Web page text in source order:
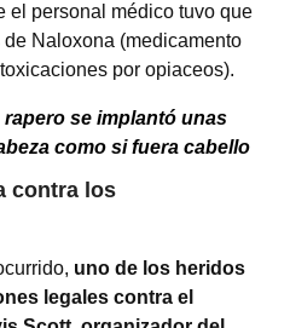
el personal médico tuvo que
de Naloxona (medicamento
por opiaceos).
rapero se implantó unas
como si fuera cabello
contra los
uno de los heridos
legales contra el